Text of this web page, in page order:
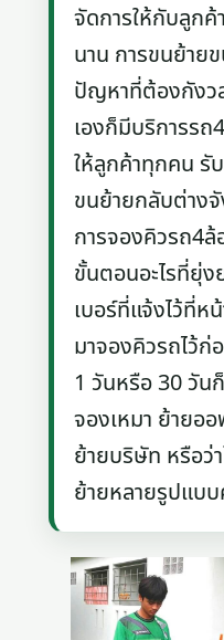
จัดการให้กับลูก
นาน การขนย้าย
ปัญหาที่ต้องกังว
เองก็มีบริการรถ
ให้ลูกค้าทุกคน รั
ขนย้ายกลับต่าง
การจองคิวรถ4ล้
ขั้นตอนอะไรที่ยุ่ง
เบอร์ที่แจ้งไว้ที่ห
มาจองคิวรถไว้ก่
1 วันหรือ 30 วัน
จองเหมา ย้ายอ
ย้ายบริษัท หรือว่
ย้ายหลายรูปแบ